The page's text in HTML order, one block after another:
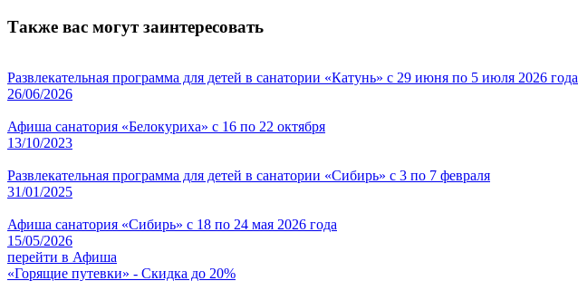
Также вас могут заинтересовать
Развлекательная программа для детей в санатории «Катунь» с 29 июня по 5 июля 2026 года
26/06/2026
Афиша санатория «Белокуриха» с 16 по 22 октября
13/10/2023
Развлекательная программа для детей в санатории «Сибирь» с 3 по 7 февраля
31/01/2025
Афиша санатория «Сибирь» с 18 по 24 мая 2026 года
15/05/2026
перейти в Афиша
«Горящие путевки» - Скидка до 20%